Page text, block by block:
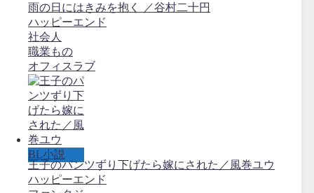
雨の日にはきみを抱く ／谷村二十円
ハッピーエンド
社会人
職業もの
オフィスラブ
BL小説
王子のパンツずり下げたら嫁にされた／風巻ユウ
ハッピーエンド